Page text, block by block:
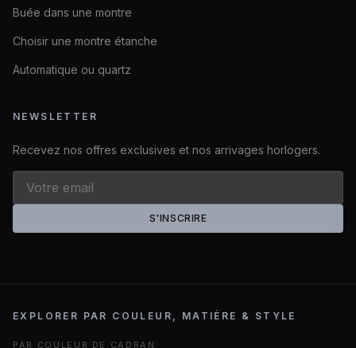
Buée dans une montre
Choisir une montre étanche
Automatique ou quartz
NEWSLETTER
Recevez nos offres exclusives et nos arrivages horlogers.
S'INSCRIRE
EXPLORER PAR COULEUR, MATIÈRE & STYLE
PAR COULEUR DE CADRAN